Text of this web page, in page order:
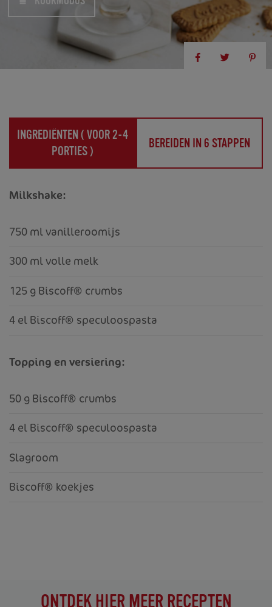
INGREDIËNTEN ( VOOR 2-4
PORTIES )
BEREIDEN IN 6 STAPPEN
Milkshake:
750 ml vanilleroomijs
300 ml volle melk
125 g Biscoff® crumbs
4 el Biscoff® speculoospasta
Topping en versiering:
50 g Biscoff® crumbs
4 el Biscoff® speculoospasta
Slagroom
Biscoff® koekjes
ONTDEK HIER MEER RECEPTEN